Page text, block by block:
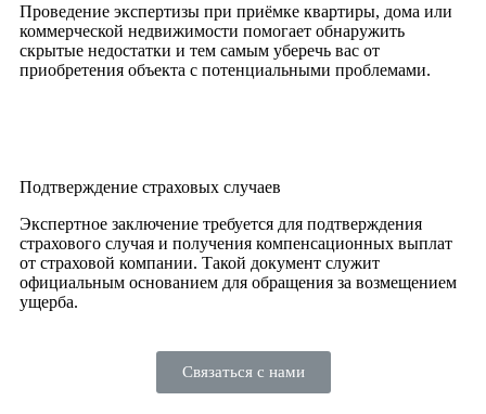
Проведение экспертизы при приёмке квартиры, дома или
коммерческой недвижимости помогает обнаружить
скрытые недостатки и тем самым уберечь вас от
приобретения объекта с потенциальными проблемами.
Подтверждение страховых случаев
Экспертное заключение требуется для подтверждения
страхового случая и получения компенсационных выплат
от страховой компании. Такой документ служит
официальным основанием для обращения за возмещением
ущерба.
Связаться с нами